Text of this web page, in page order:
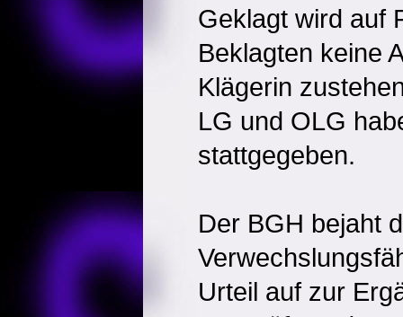
Geklagt wird auf
Beklagten keine
Klägerin
LG und OLG
stattgegeben.
Der BGH bejaht
Urteil auf zur